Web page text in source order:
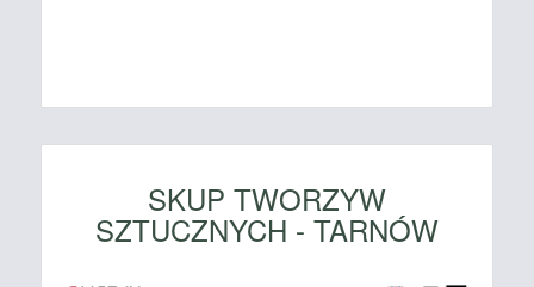
SKUP TWORZYW
SZTUCZNYCH - TARNÓW